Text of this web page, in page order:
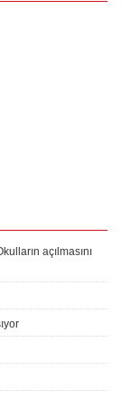
açılmasını